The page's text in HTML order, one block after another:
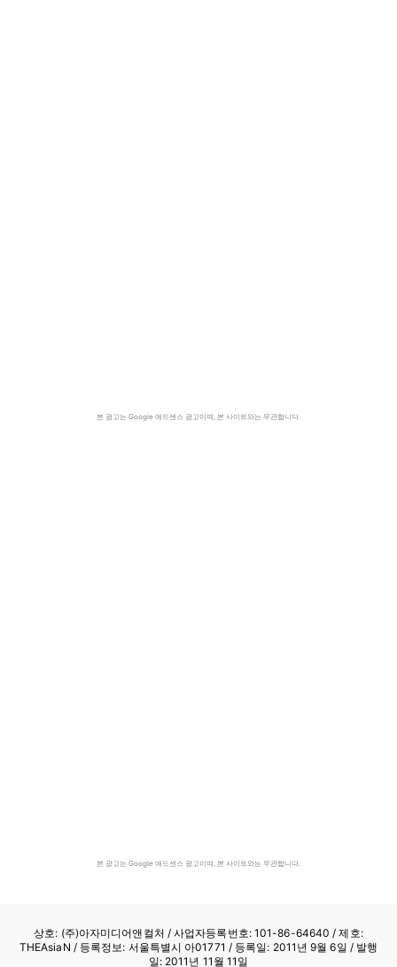
본 광고는 Google 애드센스 광고이며, 본 사이트와는 무관합니다.
본 광고는 Google 애드센스 광고이며, 본 사이트와는 무관합니다.
상호: (주)아자미디어앤컬처 /사업자등록번호: 101-86-64640 / 제호:
THEAsiaN / 등록정보: 서울특별시 아01771 / 등록일: 2011년 9월 6일 / 발행
일: 2011년 11월 11일